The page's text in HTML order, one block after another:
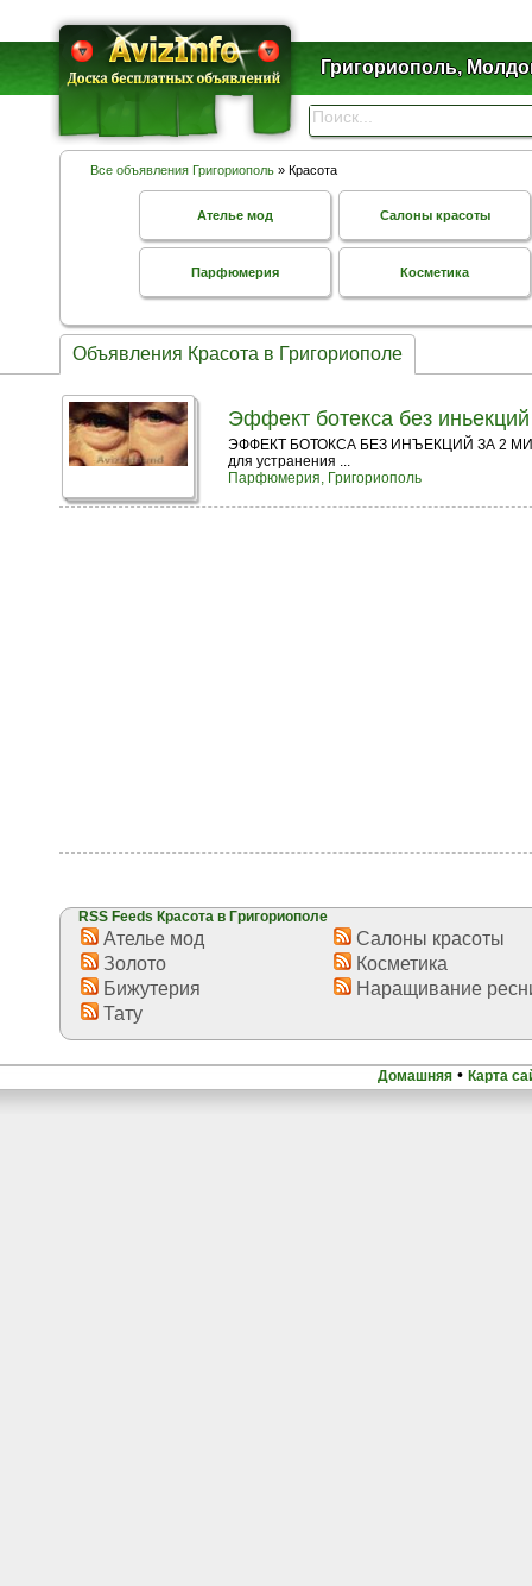
Григориополь,
Все объявления Григориополь » Красота
Ателье мод Салоны красоты
Парфюмерия Косметика
Объявления Красота в Григориополе
Эффект ботекса без
ЭФФЕКТ БОТОКСА БЕЗ ИНЪЕКЦИЙ ЗА 2
для устранения ...
Парфюмерия, Григориополь
RSS Feeds Красота в Григориополе
Ателье мод
Салоны красоты
Золото
Косметика
Бижутерия
Наращивание
Тату
Домашняя • Карта